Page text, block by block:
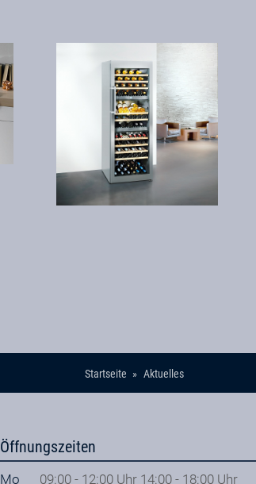
Startseite Aktuelles
Öffnungszeiten
Mo 09:00 - 12:00 Uhr 14:00 - 18:00 Uhr